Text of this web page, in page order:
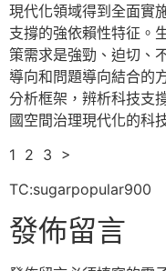
現代化領域得到全面實
支撐的強依賴性特征。
策需求是強勁、迫切、
導向和問題導向結合的
分析框架，辨析科技支
國空間治理現代化的科
1 2 3 >
TC:sugarpopular900
發佈留言